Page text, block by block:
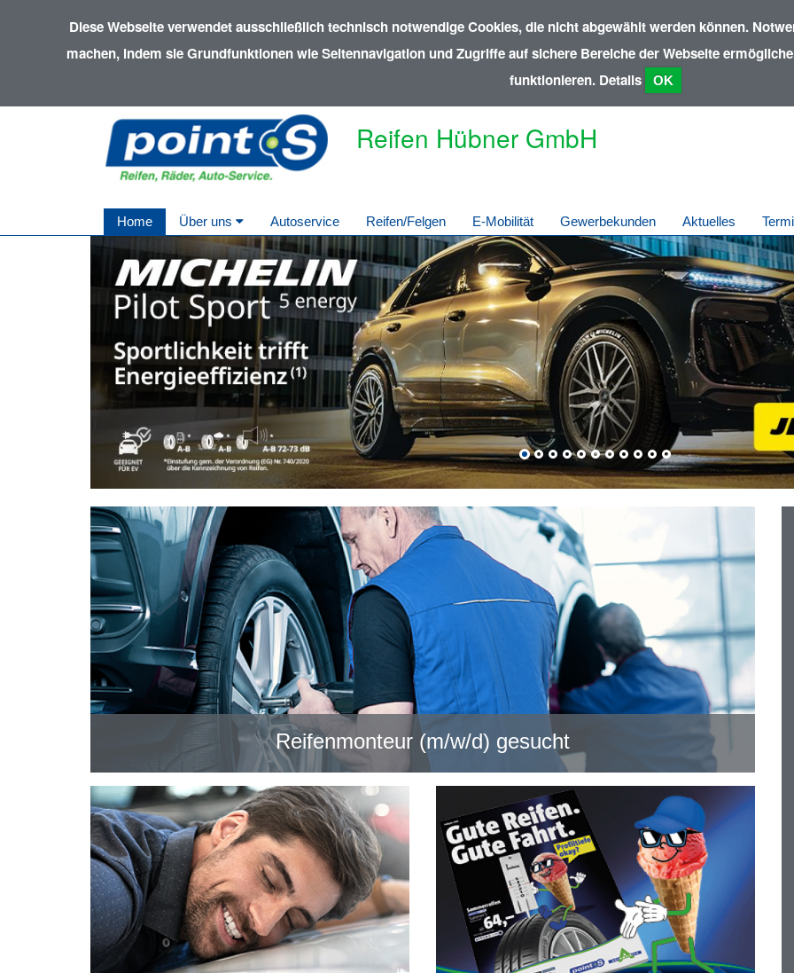
Diese Webseite verwendet ausschließlich technisch notwendige Cookies, die nicht abgewählt werden können.
machen, indem sie Grundfunktionen wie Seitennavigation und Zugriffe auf sichere Bereiche der Webseite
funktionieren. Details OK
Reifen Hübner GmbH
Home Über uns Autoservice Reifen/Felgen E-Mobilität Gewerbekunden Aktuelles
Reifenmonteur (m/w/d) gesucht